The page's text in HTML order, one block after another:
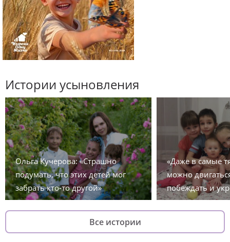
Истории усыновления
Ольга Кучерова: «Страшно
подумать, что этих детей мог
забрать кто-то другой»
«Даже в самые
можно
побеждать и
Все истории